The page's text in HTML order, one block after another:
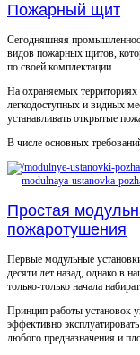
Пожарный щит
Сегодняшняя
видов пожарных щитов,
по своей комплектации.
На охраняемых территориях
легкодоступных и видных
устанавливать открытые
В числе основных
Простая
пожаротушения
Первые модульные
десяти лет назад, однако в
только-только начала
Принцип работы установок
эффективно
любого предназначения и